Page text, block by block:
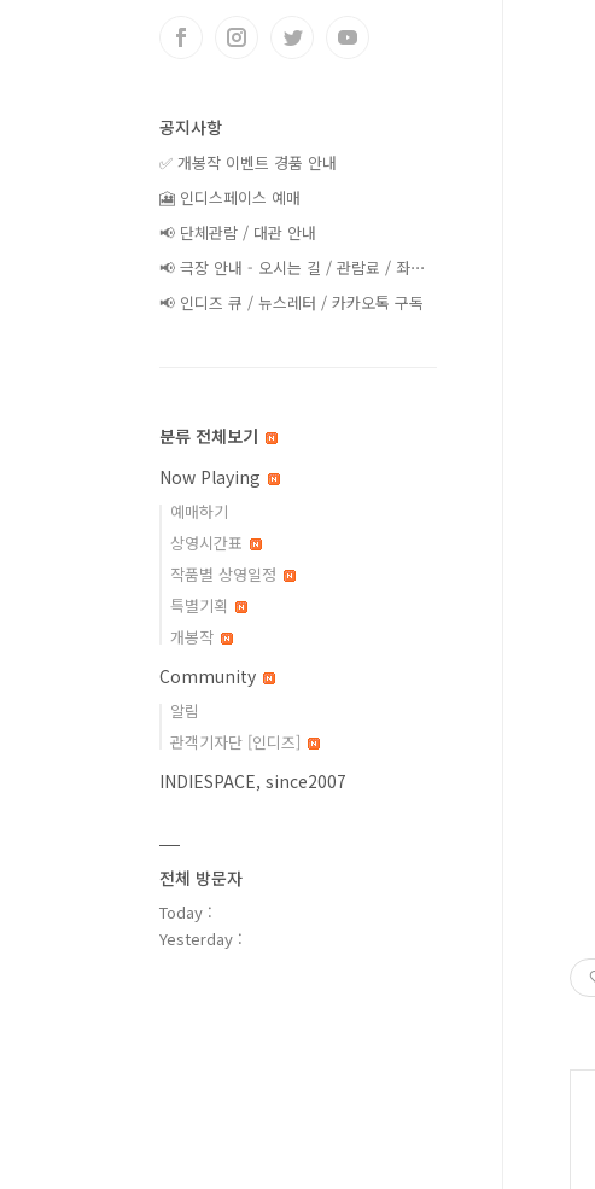
공지사항
✅ 개봉작 이벤트 경품 안내
🎦 인디스페이스 예매
📢 단체관람 / 대관 안내
📢 극장 안내 - 오시는 길 / 관람료 / 좌⋯
📢 인디즈 큐 / 뉴스레터 / 카카오톡 구독
분류 전체보기
Now Playing
예매하기
상영시간표
작품별 상영일정
특별기획
개봉작
Community
알림
관객기자단 [인디즈]
INDIESPACE, since2007
전체 방문자
Today :
Yesterday :